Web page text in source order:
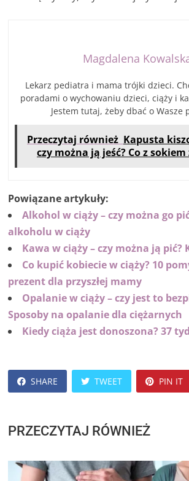
Magdalena
Lekarz pediatra i mama trójki dzieci.
poradami o wychowaniu dzieci, ciąży i
Jestem tutaj, żeby dbać o Wasze
Przeczytaj również Kapusta
czy można ją jeść? Co z
Powiązane artykuły:
Alkohol w ciąży – czy można go
alkoholu w ciąży
Kawa w ciąży – czy można ją pić?
Co kupić kobiecie w ciąży? 10
prezent dla przyszłej mamy
Opalanie w ciąży – czy jest to
Sposoby na opalanie dla ciężarnych
Kiedy ciąża jest donoszona? 37
SHARE TWEET PIN IT
PRZECZYTAJ RÓWNIEŻ